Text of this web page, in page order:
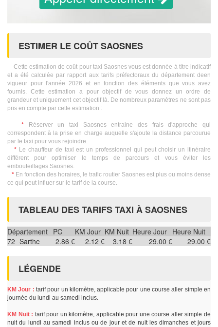
ESTIMER LE COÛT SAOSNES
Cette estimation de coût pour taxi Saosnes vous est donnée à titre indicatif
et a été calculée par rapport aux tarifs préfectoraux du département deen
vigueur pour l'année 2026 et en fonction des éléments que vous avez
fournis. Cette estimation a pour objectif de vous donnez un ordre de
grandeur et uniquement cet objectif là. De nombreux paramètres ne sont pas
pris en compte par cette estimation :
* Réserver un taxi Saosnes entraine des frais d'approche qui
correspondent à la prise en charge auquelle s'ajoute la distance parcourue
par le taxi pour vous rejoindre.
* Le chauffeur de taxi est un professionnel qui peut choisir un itinéraire
différent pour optimiser le temps de parcours et vous éviter les
embouteillages Saosnes.
* En fonction des horaires, le trafic routier Saosnes est plus ou moins dense
ce qui peut influer sur le tarif de la course.
TABLEAU DES TARIFS TAXI À SAOSNES
Département PC KM Jour KM Nuit Heure Jour Heure Nuit
72 Sarthe 2.86 € 2.12 € 3.18 € 29.00 € 29.00 €
LÉGENDE
KM Jour : tarif pour un kilomètre, applicable pour une course aller simple en
journée du lundi au samedi inclus.
KM Nuit : tarif pour un kilomètre, applicable pour une course aller simple de
nuit du lundi au samedi inclus ou de jour et de nuit les dimanches et jours